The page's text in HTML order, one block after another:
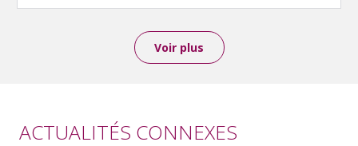
Voir plus
ACTUALITÉS CONNEXES